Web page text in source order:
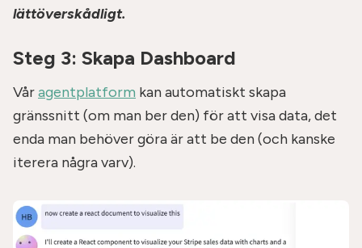
lättöverskådligt.
Steg 3: Skapa Dashboard
Våragentplatform kan automatiskt skapa
gränssnitt (om man ber den) för att visa data, det
enda man behöver göra är att be den (och kanske
iterera några varv).